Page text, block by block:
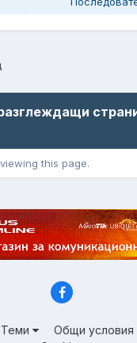
this page.
Теми Общи условия